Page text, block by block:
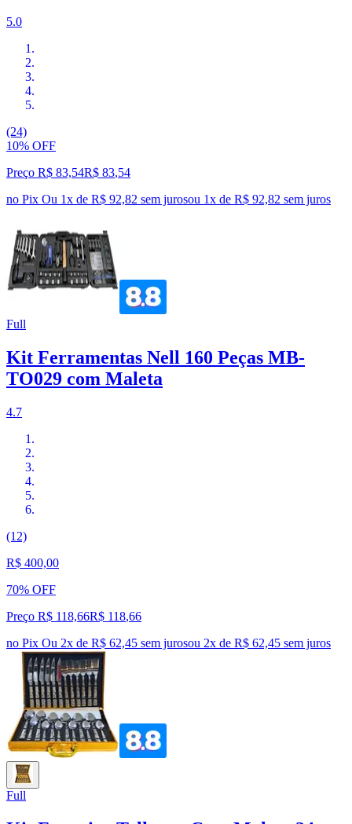
5.0
(24)
10% OFF
Preço R$ 83,54R$ 83,54
no Pix Ou 1x de R$ 92,82 sem jurosou 1x de R$ 92,82 sem juros
Full
Kit Ferramentas Nell 160 Peças MB-
TO029 com Maleta
4.7
(12)
R$ 400,00
70% OFF
Preço R$ 118,66R$ 118,66
no Pix Ou 2x de R$ 62,45 sem jurosou 2x de R$ 62,45 sem juros
Full